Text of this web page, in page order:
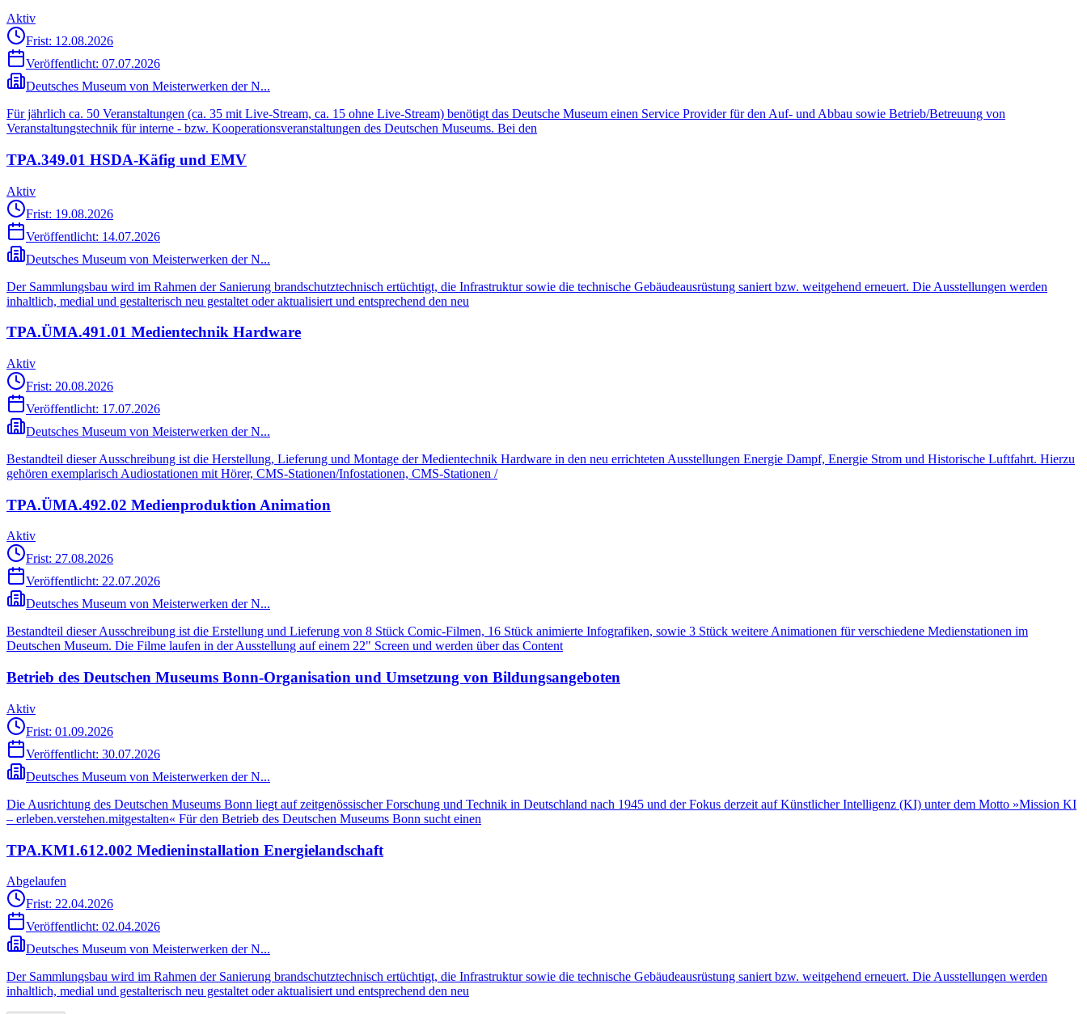
Aktiv
Frist: 12.08.2026
Veröffentlicht: 07.07.2026
Deutsches Museum von Meisterwerken der N...
Für jährlich ca. 50 Veranstaltungen (ca. 35 mit Live-Stream, ca. 15 ohne Live-Stream) benötigt das Deutsche Museum einen Service Provider für den Auf- und Abbau sowie Betrieb/Betreuung von
Veranstaltungstechnik für interne - bzw. Kooperationsveranstaltungen des Deutschen Museums. Bei den
TPA.349.01 HSDA-Käfig und EMV
Aktiv
Frist: 19.08.2026
Veröffentlicht: 14.07.2026
Deutsches Museum von Meisterwerken der N...
Der Sammlungsbau wird im Rahmen der Sanierung brandschutztechnisch ertüchtigt, die Infrastruktur sowie die technische Gebäudeausrüstung saniert bzw. weitgehend erneuert. Die Ausstellungen werden
inhaltlich, medial und gestalterisch neu gestaltet oder aktualisiert und entsprechend den neu
TPA.ÜMA.491.01 Medientechnik Hardware
Aktiv
Frist: 20.08.2026
Veröffentlicht: 17.07.2026
Deutsches Museum von Meisterwerken der N...
Bestandteil dieser Ausschreibung ist die Herstellung, Lieferung und Montage der Medientechnik Hardware in den neu errichteten Ausstellungen Energie Dampf, Energie Strom und Historische Luftfahrt. Hierzu
gehören exemplarisch Audiostationen mit Hörer, CMS-Stationen/Infostationen, CMS-Stationen /
TPA.ÜMA.492.02 Medienproduktion Animation
Aktiv
Frist: 27.08.2026
Veröffentlicht: 22.07.2026
Deutsches Museum von Meisterwerken der N...
Bestandteil dieser Ausschreibung ist die Erstellung und Lieferung von 8 Stück Comic-Filmen, 16 Stück animierte Infografiken, sowie 3 Stück weitere Animationen für verschiedene Medienstationen im
Deutschen Museum. Die Filme laufen in der Ausstellung auf einem 22" Screen und werden über das Content
Betrieb des Deutschen Museums Bonn-Organisation und Umsetzung von Bildungsangeboten
Aktiv
Frist: 01.09.2026
Veröffentlicht: 30.07.2026
Deutsches Museum von Meisterwerken der N...
Die Ausrichtung des Deutschen Museums Bonn liegt auf zeitgenössischer Forschung und Technik in Deutschland nach 1945 und der Fokus derzeit auf Künstlicher Intelligenz (KI) unter dem Motto »Mission KI
– erleben.verstehen.mitgestalten« Für den Betrieb des Deutschen Museums Bonn sucht einen
TPA.KM1.612.002 Medieninstallation Energielandschaft
Abgelaufen
Frist: 22.04.2026
Veröffentlicht: 02.04.2026
Deutsches Museum von Meisterwerken der N...
Der Sammlungsbau wird im Rahmen der Sanierung brandschutztechnisch ertüchtigt, die Infrastruktur sowie die technische Gebäudeausrüstung saniert bzw. weitgehend erneuert. Die Ausstellungen werden
inhaltlich, medial und gestalterisch neu gestaltet oder aktualisiert und entsprechend den neu